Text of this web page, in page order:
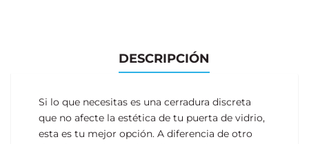
DESCRIPCIÓN
Si lo que necesitas es una cerradura discreta
que no afecte la estética de tu puerta de vidrio,
esta es tu mejor opción. A diferencia de otro